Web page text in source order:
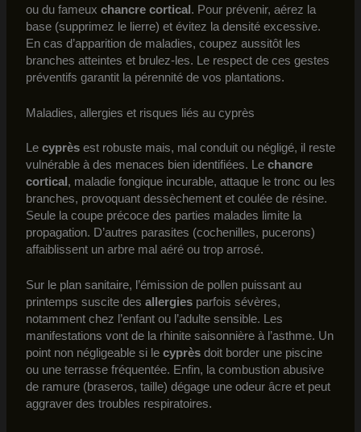
ou du fameux chancre cortical . Pour prévenir, aérez la
base (supprimez le lierre) et évitez la densité excessive.
En cas d’apparition de maladies, coupez aussitôt les
branches atteintes et brulez-les. Le respect de ces gestes
préventifs garantit la pérennité de vos plantations.
Maladies, allergies et risques liés au cyprès
Le cyprèsest robuste mais, mal conduit ou négligé, il reste
vulnérable à des menaces bien identifiées. Le chancre
cortical , maladie fongique incurable, attaque le tronc ou les
branches, provoquant dessèchement et coulée de résine.
Seule la coupe précoce des parties malades limite la
propagation. D’autres parasites (cochenilles, pucerons)
affaiblissent un arbre mal aéré ou trop arrosé.
Sur le plan sanitaire, l’émission de pollen puissant au
printemps suscite des allergiesparfois sévères,
notamment chez l’enfant ou l’adulte sensible. Les
manifestations vont de la rhinite saisonnière à l’asthme. Un
point non négligeable si le cyprèsdoit border une piscine
ou une terrasse fréquentée. Enfin, la combustion abusive
de ramure (braseros, taille) dégage une odeur âcre et peut
aggraver des troubles respiratoires.